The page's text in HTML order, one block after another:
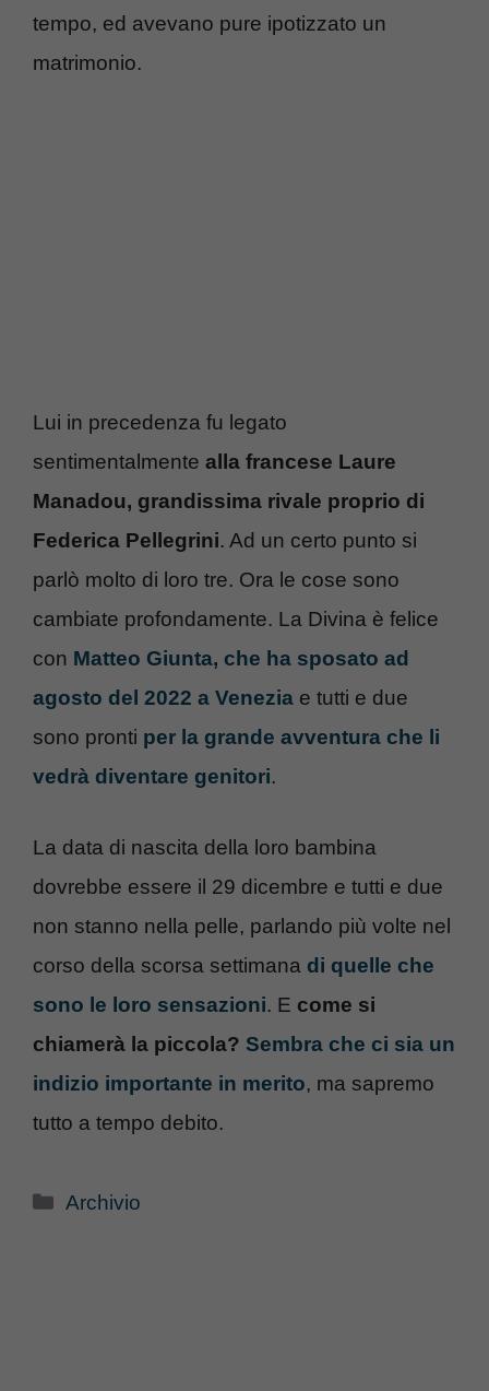
tempo, ed avevano pure ipotizzato un
matrimonio.
Lui in precedenza fu legato
sentimentalmente alla francese Laure
Manadou, grandissima rivale proprio di
Federica Pellegrini. Ad un certo punto si
parlò molto di loro tre. Ora le cose sono
cambiate profondamente. La Divina è felice
con Matteo Giunta, che ha sposato ad
agosto del 2022 a Venezia e tutti e due
sono pronti per la grande avventura che li
vedrà diventare genitori.
La data di nascita della loro bambina
dovrebbe essere il 29 dicembre e tutti e due
non stanno nella pelle, parlando più volte nel
corso della scorsa settimana di quelle che
sono le loro sensazioni. E come si
chiamerà la piccola? Sembra che ci sia un
indizio importante in merito, ma sapremo
tutto a tempo debito.
Categorie
Archivio